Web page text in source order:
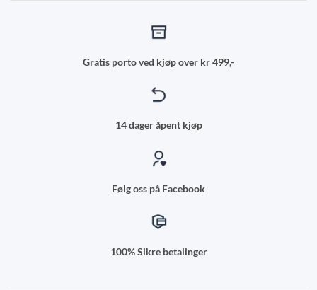
Gratis porto ved kjøp over kr 499,-
14 dager åpent kjøp
Følg oss på Facebook
100% Sikre betalinger